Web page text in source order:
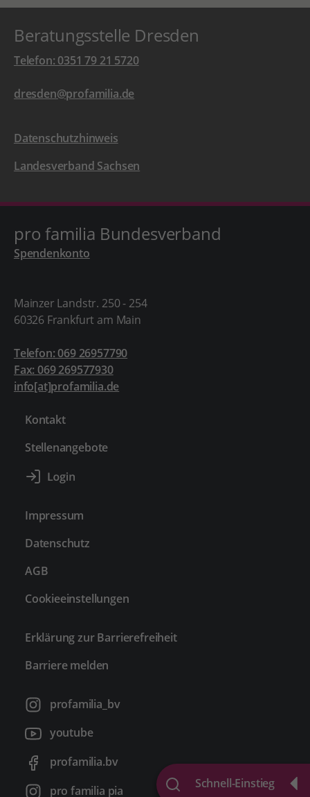
Schnell-Einstieg
Beratungsstelle Dresden
Telefon: 0351 79 21 5720
dresden@profamilia.de
Datenschutzhinweis
Landesverband Sachsen
pro familia Bundesverband
Spendenkonto
Mainzer Landstr. 250 - 254
60326 Frankfurt am Main
Telefon: 069 26957790
Fax: 069 269577930
info[at]profamilia.de
Kontakt
Stellenangebote
Impressum
Datenschutz
AGB
Cookieeinstellungen
Erklärung zur Barrierefreiheit
Barriere melden
profamilia_bv
youtube
profamilia.bv
pro familia pia